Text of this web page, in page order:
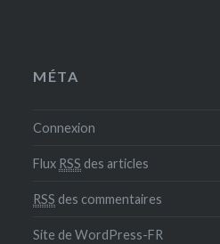
MÉTA
Connexion
Flux RSS des articles
RSS des commentaires
Site de WordPress-FR